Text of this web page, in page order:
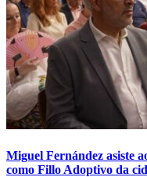
Miguel Fernández asiste
como Fillo Adoptivo da